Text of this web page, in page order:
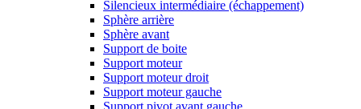
Silencieux intermédiaire (échappement)
Sphère arrière
Sphère avant
Support de boite
Support moteur
Support moteur droit
Support moteur gauche
Support pivot avant gauche